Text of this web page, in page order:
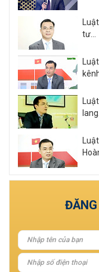
tư...
lang...